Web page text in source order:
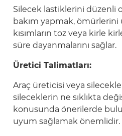
Silecek lastiklerini düzenli
bakım yapmak, ömürlerini
kısımların toz veya kirle
süre dayanmalarını sağlar.
Üretici Talimatları:
Araç üreticisi veya
sileceklerin ne sıklıkta
konusunda önerilerde
uyum sağlamak önemlidir.